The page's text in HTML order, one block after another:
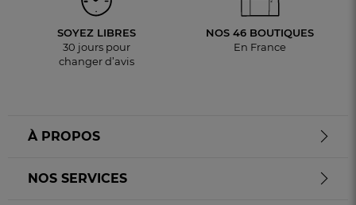
SOYEZ LIBRES
30 jours pour
changer d’avis
NOS 46 BOUTIQUES
En France
À PROPOS
NOS SERVICES